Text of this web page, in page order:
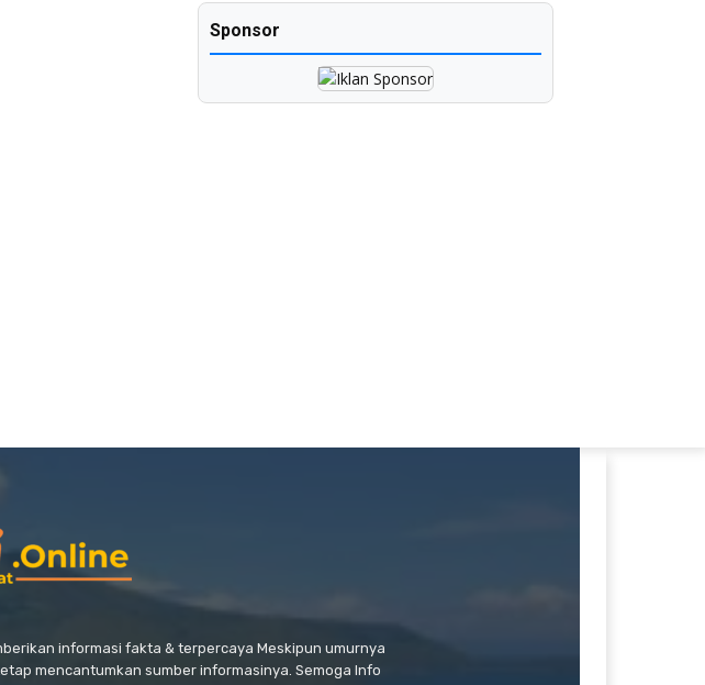
Sponsor
informasi fakta & terpercaya Meskipun umurnya
mencantumkan sumber informasinya. Semoga Info